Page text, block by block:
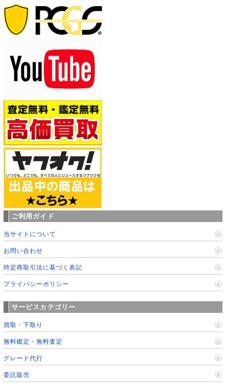
ご利用ガイド
当サイトについて
お問い合わせ
特定商取引法に基づく表記
プライバシーポリシー
サービスカテゴリー
買取・下取り
無料鑑定・無料査定
グレード代行
委託販売